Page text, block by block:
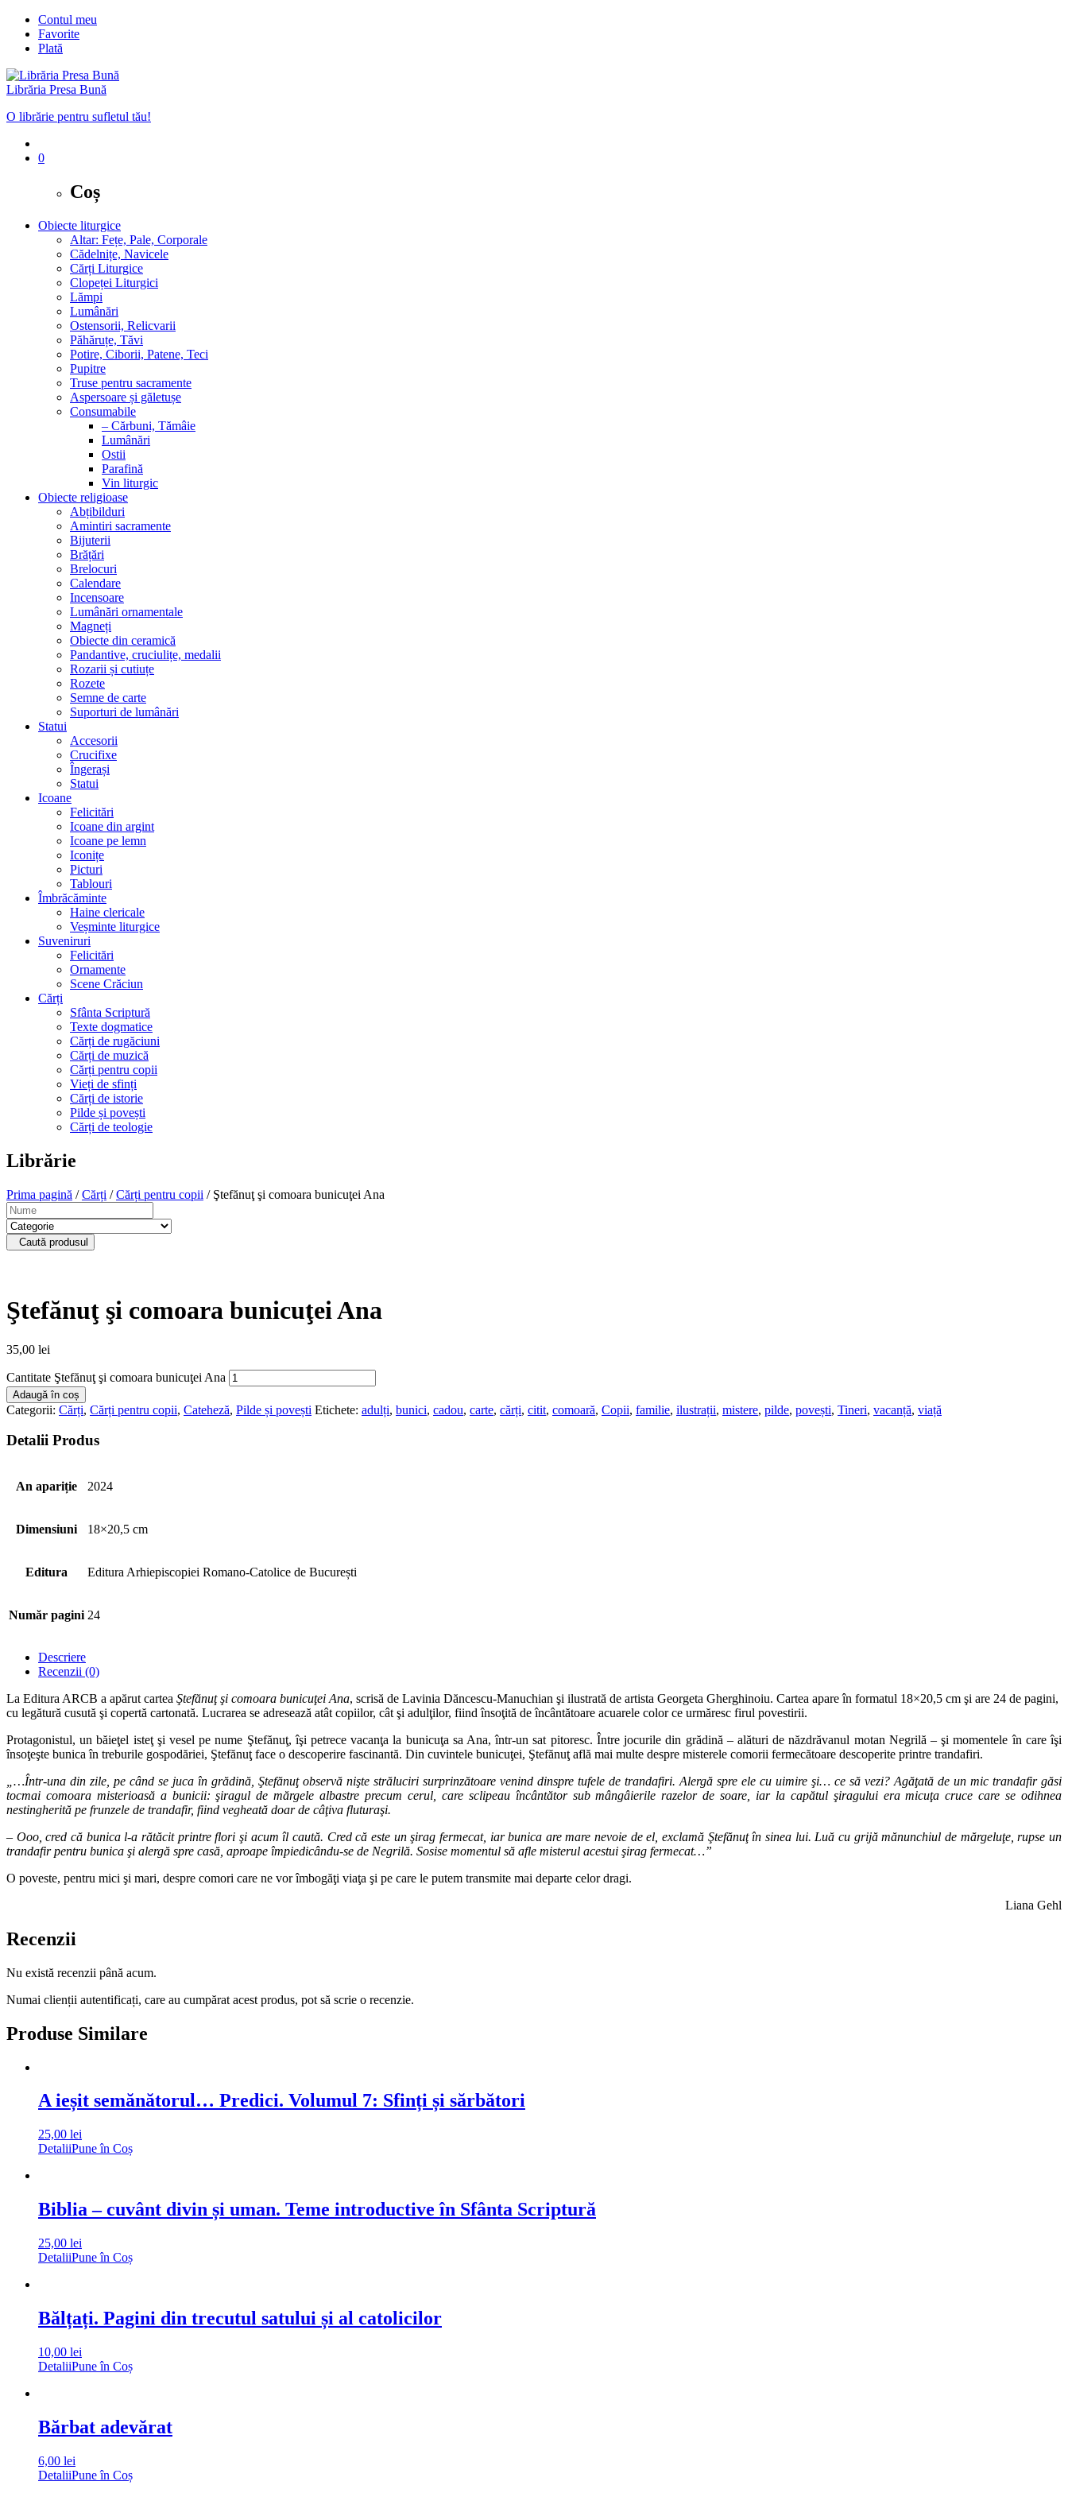
Contul meu
Favorite
Plată
Librăria Presa Bună
O librărie pentru sufletul tău!
0
Coș
Obiecte liturgice
Altar: Fețe, Pale, Corporale
Cădelnițe, Navicele
Cărți Liturgice
Clopeței Liturgici
Lămpi
Lumânări
Ostensorii, Relicvarii
Păhăruțe, Tăvi
Potire, Ciborii, Patene, Teci
Pupitre
Truse pentru sacramente
Aspersoare și găletușe
Consumabile
– Cărbuni, Tămâie
Lumânări
Ostii
Parafină
Vin liturgic
Obiecte religioase
Abțibilduri
Amintiri sacramente
Bijuterii
Brățări
Brelocuri
Calendare
Incensoare
Lumânări ornamentale
Magneți
Obiecte din ceramică
Pandantive, cruciulițe, medalii
Rozarii și cutiuțe
Rozete
Semne de carte
Suporturi de lumânări
Statui
Accesorii
Crucifixe
Îngerași
Statui
Icoane
Felicitări
Icoane din argint
Icoane pe lemn
Iconițe
Picturi
Tablouri
Îmbrăcăminte
Haine clericale
Veșminte liturgice
Suveniruri
Felicitări
Ornamente
Scene Crăciun
Cărți
Sfânta Scriptură
Texte dogmatice
Cărți de rugăciuni
Cărți de muzică
Cărți pentru copii
Vieți de sfinți
Cărți de istorie
Pilde și povești
Cărți de teologie
Librărie
Prima pagină /Cărți /Cărți pentru copii / Ştefănuţ şi comoara bunicuţei Ana
Caută produsul
Ştefănuţ şi comoara bunicuţei Ana
35,00 lei
Cantitate Ştefănuţ şi comoara bunicuţei Ana
Adaugă în coș
Categorii: Cărți, Cărți pentru copii, Cateheză, Pilde și povești Etichete: adulți, bunici, cadou, carte, cărți, citit, comoară, Copii, familie, ilustrații, mistere, pilde, povești, Tineri, vacanță, viață
Detalii Produs
An apariție 2024
Dimensiuni 18×20,5 cm
Editura Editura Arhiepiscopiei Romano-Catolice de București
Număr pagini 24
Descriere
Recenzii (0)
La Editura ARCB a apărut cartea Ştefănuţ şi comoara bunicuţei Ana, scrisă de Lavinia Dăncescu-Manuchian şi ilustrată de artista Georgeta Gherghinoiu. Cartea apare în formatul 18×20,5 cm şi are 24 de pagini,
cu legătură cusută şi copertă cartonată. Lucrarea se adresează atât copiilor, cât şi adulţilor, fiind însoţită de încântătoare acuarele color ce urmăresc firul povestirii.
Protagonistul, un băieţel isteţ şi vesel pe nume Ştefănuţ, îşi petrece vacanţa la bunicuţa sa Ana, într-un sat pitoresc. Între jocurile din grădină – alături de năzdrăvanul motan Negrilă – şi momentele în care îşi
însoţeşte bunica în treburile gospodăriei, Ştefănuţ face o descoperire fascinantă. Din cuvintele bunicuţei, Ştefănuţ află mai multe despre misterele comorii fermecătoare descoperite printre trandafiri.
„…Într-una din zile, pe când se juca în grădină, Ştefănuţ observă nişte străluciri surprinzătoare venind dinspre tufele de trandafiri. Alergă spre ele cu uimire şi… ce să vezi? Agăţată de un mic trandafir găsi
tocmai comoara misterioasă a bunicii: şiragul de mărgele albastre precum cerul, care sclipeau încântător sub mângâierile razelor de soare, iar la capătul şiragului era micuţa cruce care se odihnea
nestingherită pe frunzele de trandafir, fiind vegheată doar de câţiva fluturaşi.
– Ooo, cred că bunica l-a rătăcit printre flori şi acum îl caută. Cred că este un şirag fermecat, iar bunica are mare nevoie de el, exclamă Ştefănuţ în sinea lui. Luă cu grijă mănunchiul de mărgeluţe, rupse un
trandafir pentru bunica şi alergă spre casă, aproape împiedicându-se de Negrilă. Sosise momentul să afle misterul acestui şirag fermecat…”
O poveste, pentru mici şi mari, despre comori care ne vor îmbogăţi viaţa şi pe care le putem transmite mai departe celor dragi.
Liana Gehl
Recenzii
Nu există recenzii până acum.
Numai clienții autentificați, care au cumpărat acest produs, pot să scrie o recenzie.
Produse Similare
A ieșit semănătorul… Predici. Volumul 7: Sfinți și sărbători
25,00 lei
DetaliiPune în Coș
Biblia – cuvânt divin și uman. Teme introductive în Sfânta Scriptură
25,00 lei
DetaliiPune în Coș
Bălțați. Pagini din trecutul satului și al catolicilor
10,00 lei
DetaliiPune în Coș
Bărbat adevărat
6,00 lei
DetaliiPune în Coș